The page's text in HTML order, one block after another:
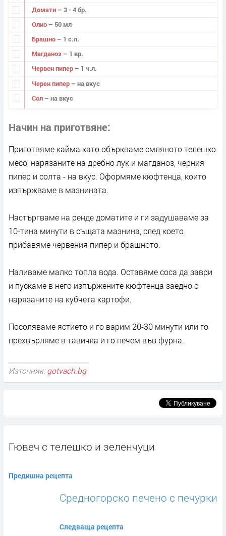
Домати – 3 - 4 бр.
Олио – 50 мл
Брашно – 1 с.л.
Магданоз – 1 вр.
Червен пипер – 1 ч.л.
Черен пипер – на вкус
Сол – на вкус
Начин на приготвяне
Приготвяме кайма като объркваме смляното телешко
месо, нарязаните на дребно лук и магданоз, черния
пипер и солта - на вкус. Оформяме кюфтенца, които
изпържваме в мазнината.
Настъргваме на ренде доматите и ги задушаваме за
10-тина минути в същата мазнина, след което
прибавяме червения пипер и брашното.
Наливаме малко топла вода. Оставяме соса да заври
и пускаме в него изпържените кюфтенца заедно с
нарязаните на кубчета картофи.
Посоляваме ястието и го варим 20-30 минути или го
прехвърляме в тавичка и го печем във фурна.
Източник: gotvach.bg
Гювеч с телешко и зеленчуци
Предишна рецепта
Средногорско печено с печурки
Следваща рецепта